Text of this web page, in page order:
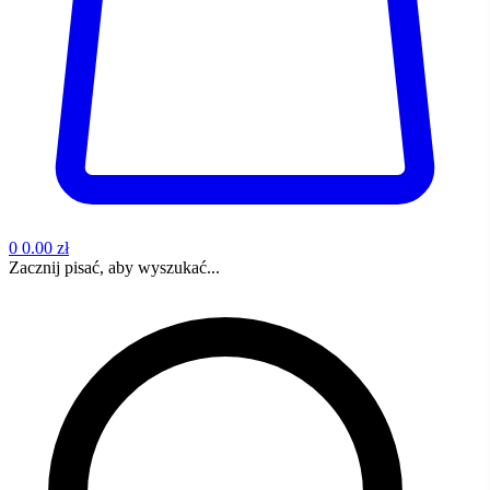
0 0.00 zł
Zacznij pisać, aby wyszukać...